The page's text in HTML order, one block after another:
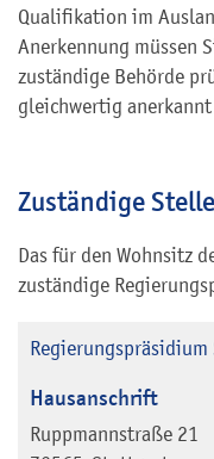
Qualifikation im
Anerkennung müssen
zuständige Behörde
gleichwertig
Zuständige Stelle
Das für den Wohnsitz
zuständige
Hausanschrift
Ruppmannstraße 21